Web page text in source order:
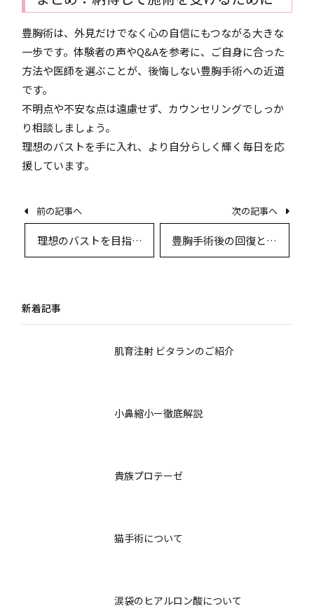
豊胸術は、外見だけでなく心の自信にもつながる大きな
一歩です。体験者の声やQ&Aを参考に、ご自身に合った
方法や医師を選ぶことが、後悔しない豊胸手術への近道
です。
不明点や不安な点は遠慮せず、カウンセリングでしっか
り相談しましょう。
理想のバストを手に入れ、より自分らしく輝く毎日を応
援しています。
前の記事へ
理想のバストを目指し
て：豊胸術の実際と患
次の記事へ
豊胸手術後の回復と生
活指導 〜専門医が語る
新着記事
肌育注射 ビタランのご紹介
小鼻縮小ー徹底解説
貴族プロテーゼ
猫手術について
涙袋のヒアルロン酸について